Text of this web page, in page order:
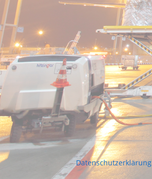
Datenschutzerklärung